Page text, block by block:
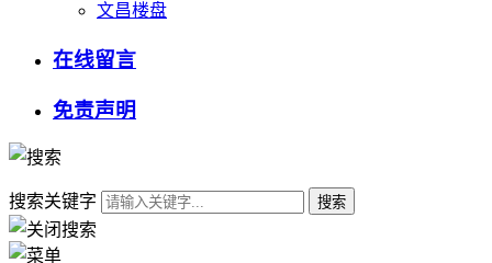
文昌楼盘
在线留言
免责声明
搜索关键字